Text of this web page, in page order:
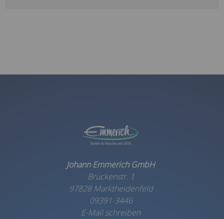
Johann Emmerich GmbH
Brückenstr. 1
97828 Marktheidenfeld
09391-3446
E-Mail schreiben